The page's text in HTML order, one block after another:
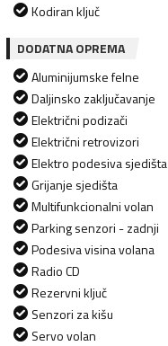
Kodiran ključ
DODATNA OPREMA
Aluminijumske felne
Daljinsko zaključavanje
Električni podizači
Električni retrovizori
Elektro podesiva sjedišta
Grijanje sjedišta
Multifunkcionalni volan
Parking senzori - zadnji
Podesiva visina volana
Radio CD
Rezervni ključ
Senzori za kišu
Servo volan